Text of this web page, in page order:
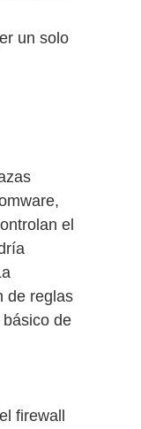
un solo
el
de reglas
de
firewall